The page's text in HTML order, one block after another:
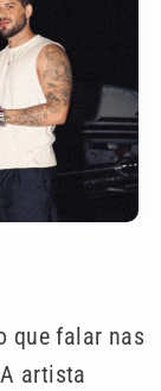
que falar nas
artista